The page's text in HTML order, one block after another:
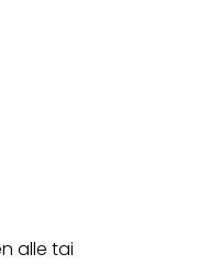
alle tai